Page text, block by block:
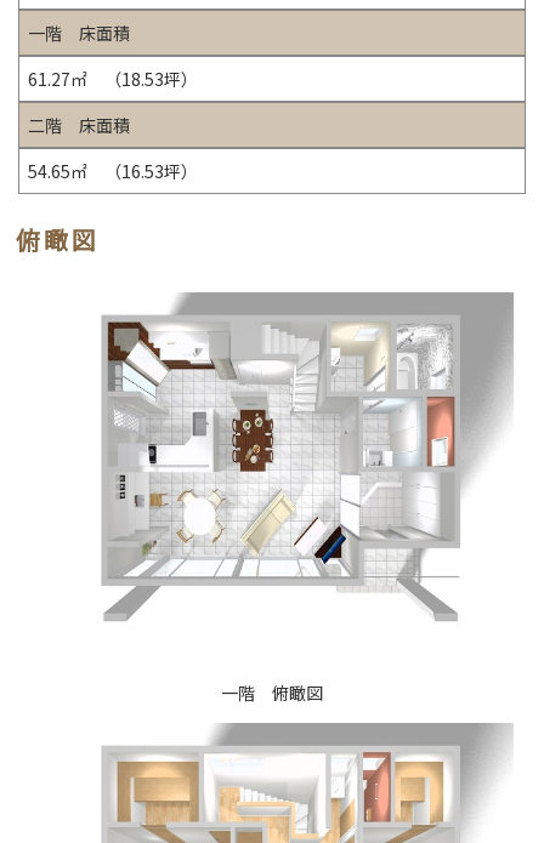
一階 床面積
61.27㎡ （18.53坪）
二階 床面積
54.65㎡ （16.53坪）
俯瞰図
一階 俯瞰図